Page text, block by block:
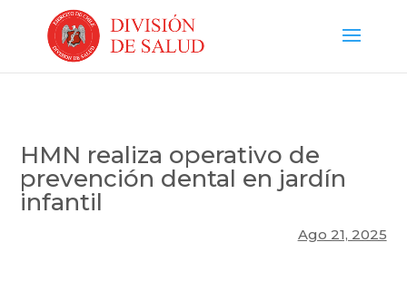
HMN realiza operativo de
prevención dental en jardín
infantil
Ago 21, 2025